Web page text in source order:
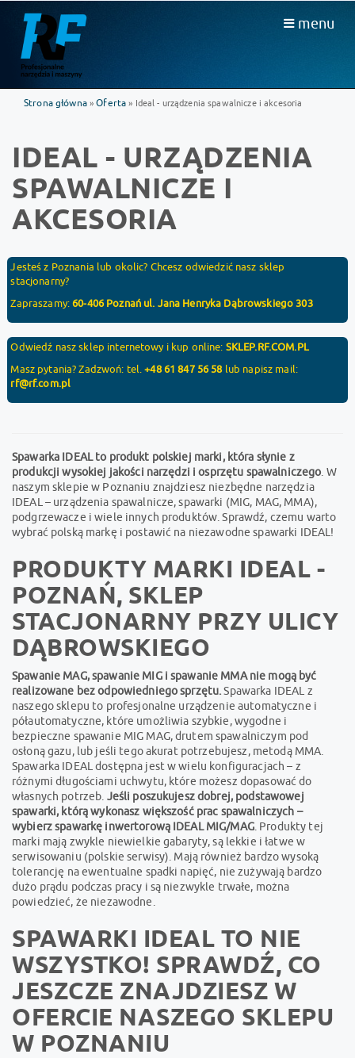
menu
Strona główna»Oferta » Ideal - urządzenia spawalnicze i akcesoria
IDEAL - URZĄDZENIA
SPAWALNICZE I
AKCESORIA
Jesteś z Poznania lub okolic? Chcesz odwiedzić nasz sklep
stacjonarny?
Zapraszamy:60-406 Poznań ul. Jana Henryka Dąbrowskiego 303
Odwiedź nasz sklep internetowy i kup online: SKLEP.RF.COM.PL
Masz pytania? Zadzwoń: tel.+48 61 847 56 58 lub napisz mail:
rf@rf.com.pl
Spawarka IDEAL to produkt polskiej marki, która słynie z
produkcji wysokiej jakości narzędzi i osprzętu spawalniczego. W
naszym sklepie w Poznaniu znajdziesz niezbędne narzędzia
IDEAL – urządzenia spawalnicze, spawarki (MIG, MAG, MMA),
podgrzewacze i wiele innych produktów. Sprawdź, czemu warto
wybrać polską markę i postawić na niezawodne spawarki IDEAL!
PRODUKTY MARKI IDEAL -
POZNAŃ, SKLEP
STACJONARNY PRZY ULICY
DĄBROWSKIEGO
Spawanie MAG, spawanie MIG i spawanie MMA nie mogą być
realizowane bez odpowiedniego sprzętu.Spawarka IDEAL z
naszego sklepu to profesjonalne urządzenie automatyczne i
półautomatyczne, które umożliwia szybkie, wygodne i
bezpieczne spawanie MIG MAG, drutem spawalniczym pod
osłoną gazu, lub jeśli tego akurat potrzebujesz, metodą MMA.
Spawarka IDEAL dostępna jest w wielu konfiguracjach – z
różnymi długościami uchwytu, które możesz dopasować do
własnych potrzeb. Jeśli poszukujesz dobrej, podstawowej
spawarki, którą wykonasz większość prac spawalniczych –
wybierz spawarkę inwertorową IDEAL MIG/MAG. Produkty tej
marki mają zwykle niewielkie gabaryty, są lekkie i łatwe w
serwisowaniu (polskie serwisy). Mają również bardzo wysoką
tolerancję na ewentualne spadki napięć, nie zużywają bardzo
dużo prądu podczas pracy i są niezwykle trwałe, można
powiedzieć, że niezawodne.
SPAWARKI IDEAL TO NIE
WSZYSTKO! SPRAWDŹ, CO
JESZCZE ZNAJDZIESZ W
OFERCIE NASZEGO SKLEPU
W POZNANIU